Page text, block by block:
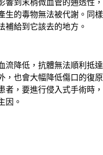
響到末梢微血管的通透性，
生的毒物無法被代謝。同樣
補給到它該去的地方。
流降低，抗體無法順利抵達
，也會大幅降低傷口的復原
者，要進行侵入式手術時，
因。